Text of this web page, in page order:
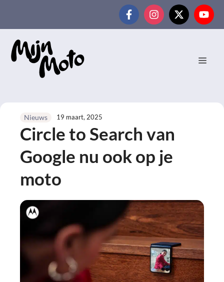
de
inhoud
Nieuws 19 maart, 2025
Circle to Search van
Google nu ook op je
moto